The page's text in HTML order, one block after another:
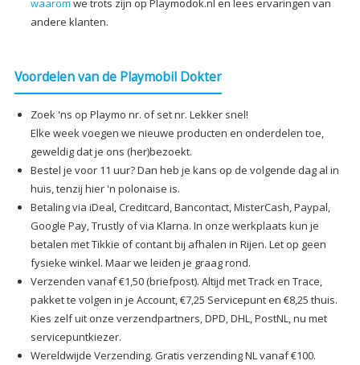
waarom we trots zijn op Playmodok.nl en lees ervaringen van
andere klanten.
Voordelen van de Playmobil Dokter
Zoek 'ns op Playmo nr. of set nr. Lekker snel!
Elke week voegen we nieuwe producten en onderdelen toe,
geweldig dat je ons (her)bezoekt.
Bestel je voor 11 uur? Dan heb je kans op de volgende dag al in
huis, tenzij hier 'n polonaise is.
Betaling via iDeal, Creditcard, Bancontact, MisterCash, Paypal,
Google Pay, Trustly of via Klarna. In onze werkplaats kun je
betalen met Tikkie of contant bij afhalen in Rijen. Let op geen
fysieke winkel. Maar we leiden je graag rond.
Verzenden vanaf €1,50 (briefpost). Altijd met Track en Trace,
pakket te volgen in je Account, €7,25 Servicepunt en €8,25 thuis.
Kies zelf uit onze verzendpartners, DPD, DHL, PostNL, nu met
servicepuntkiezer.
Wereldwijde Verzending. Gratis verzending NL vanaf €100.